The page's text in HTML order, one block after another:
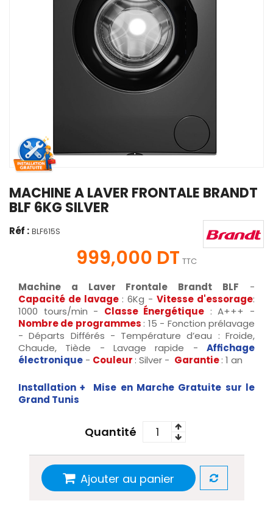
MACHINE A LAVER FRONTALE BRANDT
BLF 6KG SILVER
Réf : BLF615S
999,000 DT TTC
Machine a Laver Frontale Brandt BLF -
Capacité de lavage : 6Kg - Vitesse d'essorage:
1000 tours/min - Classe Énergétique : A+++ -
Nombre de programmes : 15 - Fonction prélavage
- Départs Différés - Température d’eau : Froide,
Chaude, Tiède - Lavage rapide - Affichage
électronique - Couleur : Silver - Garantie: 1 an
Installation + Mise en Marche Gratuite sur le
Grand Tunis
Quantité
Ajouter au panier